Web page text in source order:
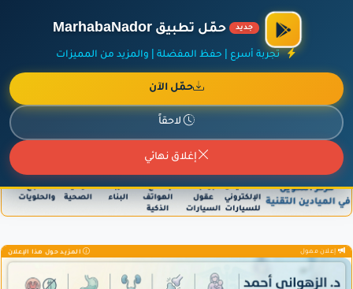
الراعي الرسمي لمنصة مرحباناظور،
أضف نشاطك مجاناً| آخر الإضافات|
جديد حمّل تطبيق MarhabaNador
تجربة أسرع | حفظ المفضلة | والمزيد من المميزات
حمّل الآن
لاحقاً
إغلاق نهائي
المزيد حول هذا الإعلان
إعلان ممول المزيد حول هذا الإعلان